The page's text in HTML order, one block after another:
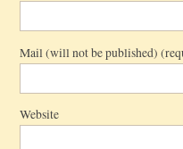
Mail (will not be published)
Website